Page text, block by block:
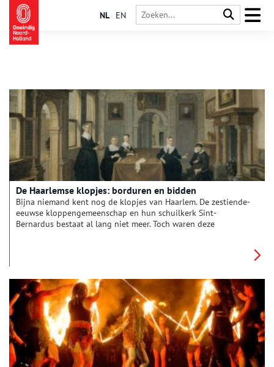
NL EN
De Haarlemse klopjes: borduren en bidden
Bijna niemand kent nog de klopjes van Haarlem. De zestiende-
eeuwse kloppengemeenschap en hun schuilkerk Sint-
Bernardus bestaat al lang niet meer. Toch waren deze